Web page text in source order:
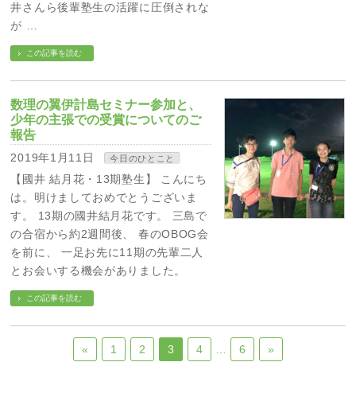
井さんら後輩塾生の活躍に圧倒されな
が …
この記事を読む
数理の翼伊計島セミナー参加と、
少年の主張での受賞についてのご
報告
2019年1月11日 今日のひとこと
【國井 結月花・13期塾生】 こんにち
は。明けましておめでとうございま
す。 13期の國井結月花です。 三島で
の合宿から約2週間後、 春のOBOG会
を前に、 一足お先に11期の先輩二人
とお会いする機会がありました。
この記事を読む
« 1 2 3 4 6 »